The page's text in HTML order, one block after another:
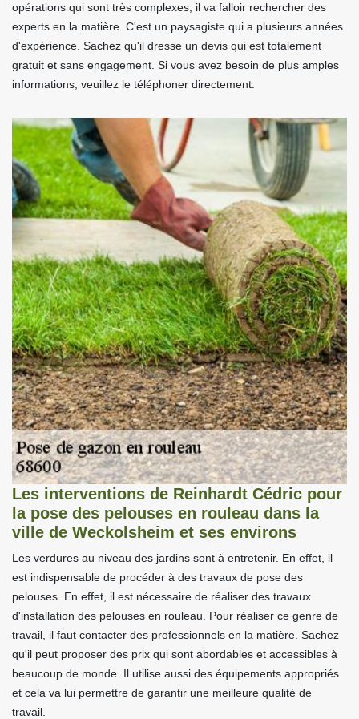
opérations qui sont très complexes, il va falloir rechercher des
experts en la matière. C'est un paysagiste qui a plusieurs années
d'expérience. Sachez qu'il dresse un devis qui est totalement
gratuit et sans engagement. Si vous avez besoin de plus amples
informations, veuillez le téléphoner directement.
Les interventions de Reinhardt Cédric pour
la pose des pelouses en rouleau dans la
ville de Weckolsheim et ses environs
Les verdures au niveau des jardins sont à entretenir. En effet, il
est indispensable de procéder à des travaux de pose des
pelouses. En effet, il est nécessaire de réaliser des travaux
d'installation des pelouses en rouleau. Pour réaliser ce genre de
travail, il faut contacter des professionnels en la matière. Sachez
qu'il peut proposer des prix qui sont abordables et accessibles à
beaucoup de monde. Il utilise aussi des équipements appropriés
et cela va lui permettre de garantir une meilleure qualité de
travail.